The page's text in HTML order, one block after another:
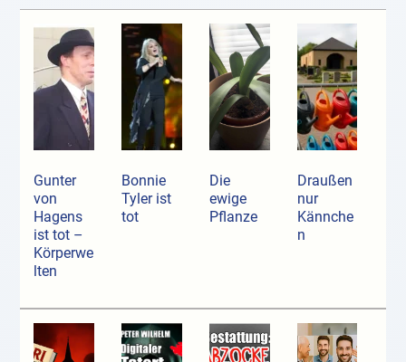
Gunter
von
Hagens
ist tot –
Körperwe
lten
Bonnie
Tyler ist
tot
Die
ewige
Pflanze
Draußen
nur
Kännche
n